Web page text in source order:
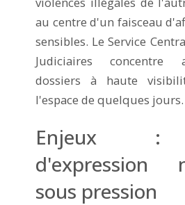
au centre d'un faisceau
sensibles. Le Service
Judiciaires concentre
dossiers à haute
l'espace de quelques jours.
Enjeux :
d'expression
sous pression